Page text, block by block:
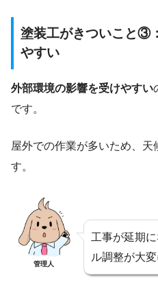
塗装工がきついこと③
やすい
外部環境の影響を受けやすい
です。
屋外での作業が多いため、
す。
管理人
工事が延期
ル調整が大変